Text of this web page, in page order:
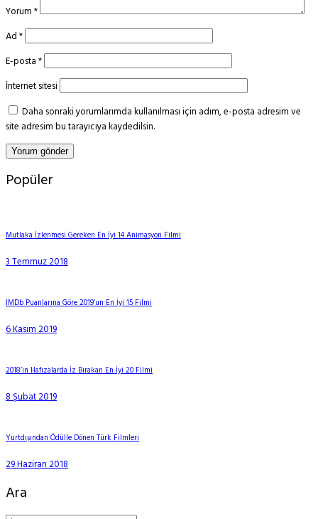
Yorum*
Ad*
E-posta*
İnternet sitesi
Daha sonraki yorumlarımda kullanılması için adım, e-posta adresim ve
site adresim bu tarayıcıya kaydedilsin.
Popüler
Mutlaka İzlenmesi Gereken En İyi 14 Animasyon Filmi
3 Temmuz 2018
IMDb Puanlarına Göre 2019’un En İyi 15 Filmi
6 Kasım 2019
2018’in Hafızalarda İz Bırakan En İyi 20 Filmi
8 Şubat 2019
Yurtdışından Ödülle Dönen Türk Filmleri
29 Haziran 2018
Ara